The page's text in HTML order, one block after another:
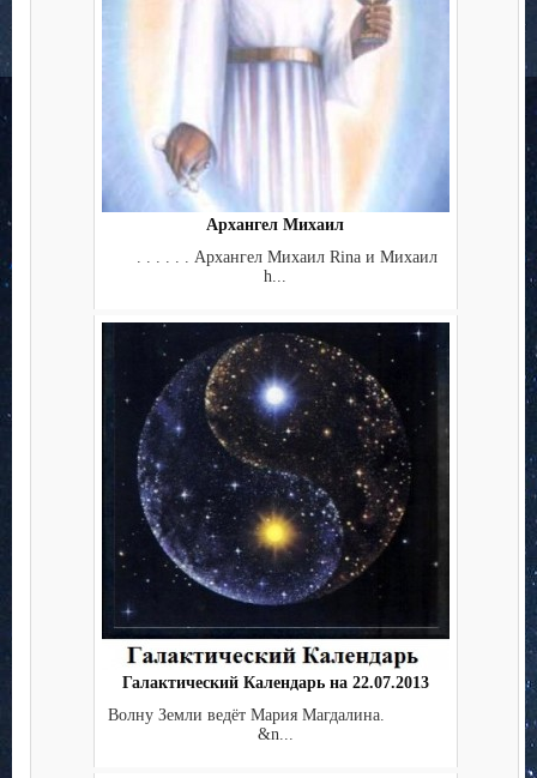
Архангел Михаил
. . . . . . Архангел Михаил Rina и Михаил
h...
Галактический Календарь на 22.07.2013
Волну Земли ведёт Мария Магдалина.
&n...